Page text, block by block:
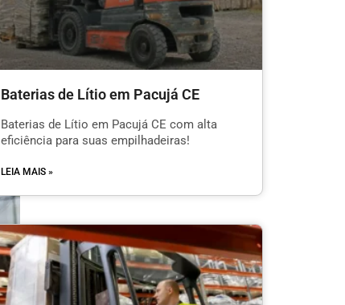
Baterias de Lítio em Pacujá CE
Baterias de Lítio em Pacujá CE com alta
eficiência para suas empilhadeiras!
LEIA MAIS »